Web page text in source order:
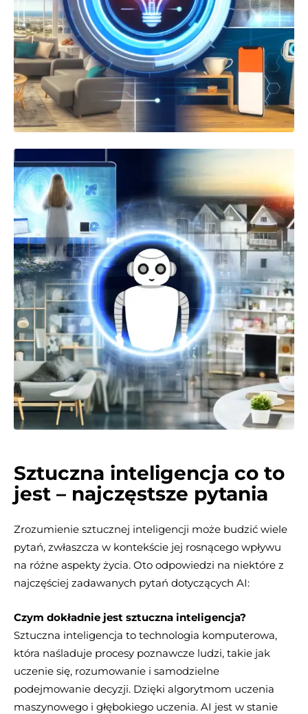
Sztuczna inteligencja co to
jest – najczęstsze pytania
Zrozumienie sztucznej inteligencji może budzić wiele
pytań, zwłaszcza w kontekście jej rosnącego wpływu
na różne aspekty życia. Oto odpowiedzi na niektóre z
najczęściej zadawanych pytań dotyczących AI:
Czym dokładnie jest sztuczna inteligencja?
Sztuczna inteligencja to technologia komputerowa,
która naśladuje procesy poznawcze ludzi, takie jak
uczenie się, rozumowanie i samodzielne
podejmowanie decyzji. Dzięki algorytmom uczenia
maszynowego i głębokiego uczenia. AI jest w stanie